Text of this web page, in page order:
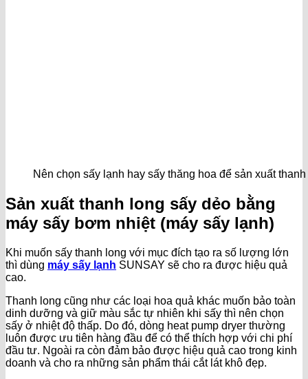
Nên chọn sấy lạnh hay sấy thăng hoa để sản xuất
Sản xuất thanh long sấy dẻo bằng
máy sấy bơm nhiệt (máy sấy lạnh)
Khi muốn sấy thanh long với mục đích tạo ra số lượng lớn
thì dùng máy sấy lạnh SUNSAY sẽ cho ra được hiệu quả
cao.
Thanh long cũng như các loại hoa quả khác muốn bảo toàn
dinh dưỡng và giữ màu sắc tự nhiên khi sấy thì nên chọn
sấy ở nhiệt độ thấp. Do đó, dòng heat pump dryer thường
luôn được ưu tiên hàng đầu để có thể thích hợp với chi phí
đầu tư. Ngoài ra còn đảm bảo được hiệu quả cao trong kinh
doanh và cho ra những sản phẩm thái cắt lát khô đẹp.